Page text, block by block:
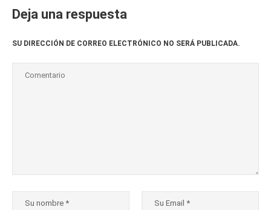
Deja una respuesta
SU DIRECCIÓN DE CORREO ELECTRÓNICO NO SERÁ PUBLICADA.